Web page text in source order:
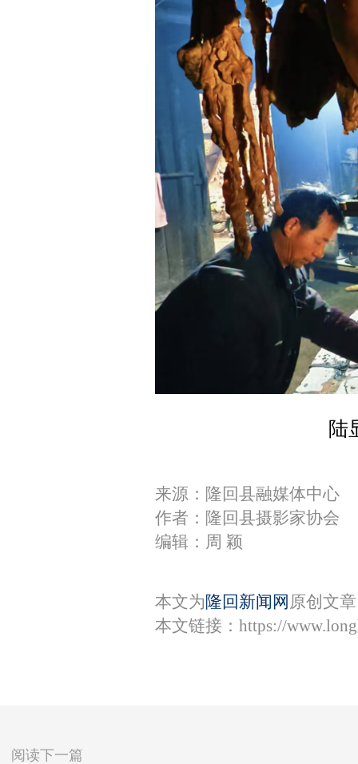
陆
来源：隆回县融媒体中心
作者：隆回县摄影家协会
编辑：周 颖
本文为 隆回新闻网 原创文
本文链接： https://
阅读下一篇